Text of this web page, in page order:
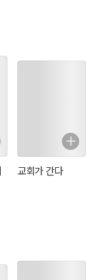
교회가 간다